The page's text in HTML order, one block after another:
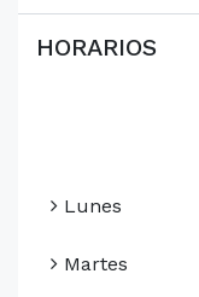
HORARIOS
Lunes
Martes